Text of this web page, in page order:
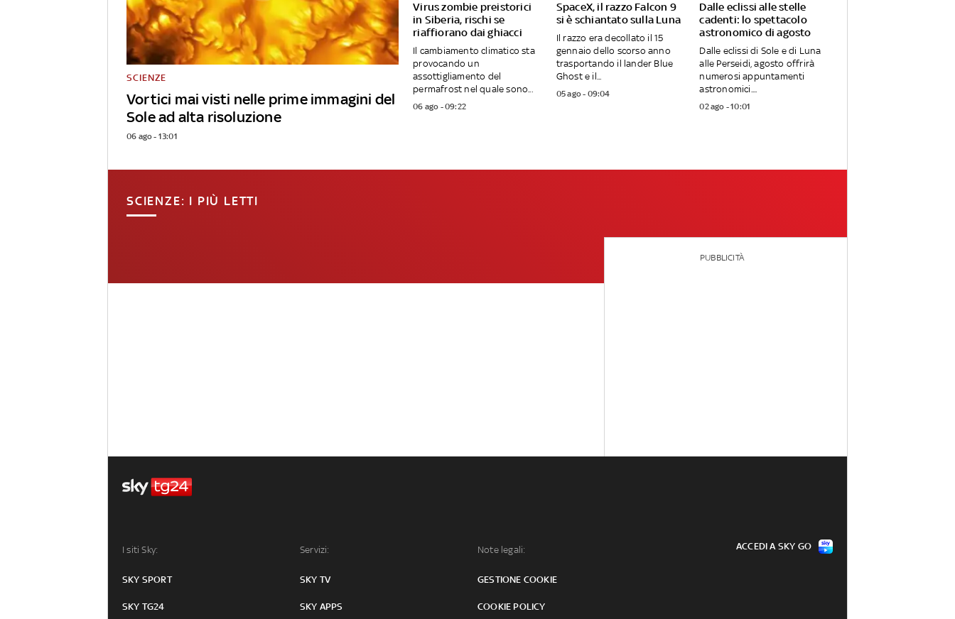
Vortici mai visti nelle prime immagini del
Sole ad alta risoluzione
SCIENZE
06 ago - 13:01
Virus zombie preistorici
in Siberia, rischi se
riaffiorano dai ghiacci
Il cambiamento climatico sta
provocando un
assottigliamento del
permafrost nel quale sono...
06 ago - 09:22
SpaceX, il razzo Falcon 9
si è schiantato sulla Luna
Il razzo era decollato il 15
gennaio dello scorso anno
trasportando il lander Blue
Ghost e il...
05 ago - 09:04
Dalle eclissi alle stelle
cadenti: lo spettacolo
astronomico di agosto
Dalle eclissi di Sole e di Luna
alle Perseidi, agosto offrirà
numerosi appuntamenti
astronomici....
02 ago - 10:01
SCIENZE: I PIÙ LETTI
PUBBLICITÀ
I siti Sky:
SKY SPORT
SKY TG24
Servizi:
SKY TV
SKY APPS
Note legali:
GESTIONE COOKIE
COOKIE POLICY
ACCEDI A SKY GO